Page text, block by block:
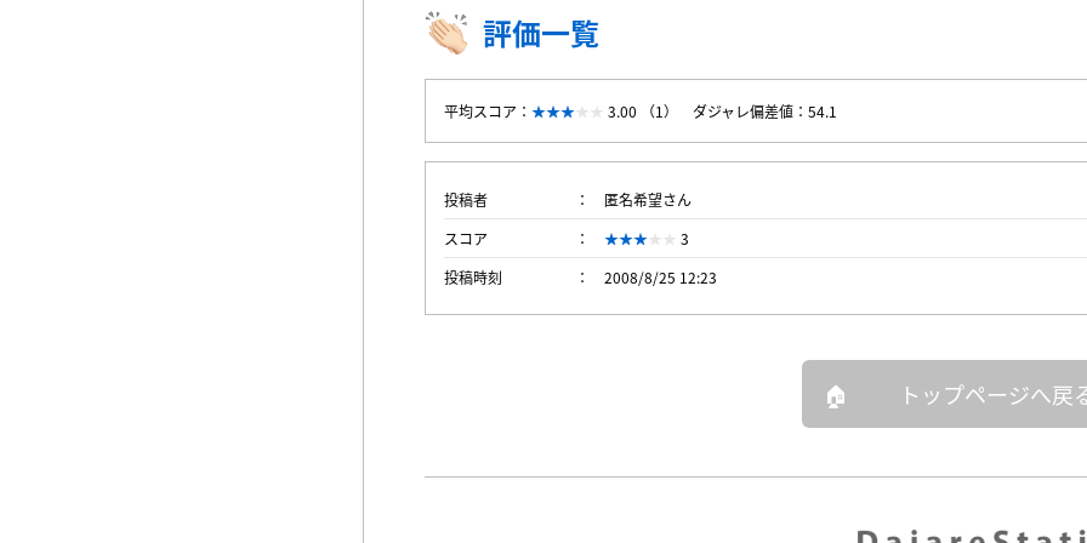
評価一覧
平均スコア： 3.00 （1） ダジャレ偏差値：54.1
投稿者
匿名希望さん
スコア
3
投稿時刻
2008/8/25 12:23
トップページへ戻